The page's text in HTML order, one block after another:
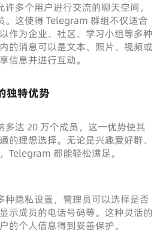
许多个用户进行交流的聊天空间，
。这使得 Telegram 群组不仅适合
作为企业、社区、学习小组等多种
的消息可以是文本、照片、视频或
信息并进行互动。
独特优势
达 20 万个成员，这一优势使其
的理想选择。无论是兴趣爱好群、
Telegram 都能轻松满足。
隐私设置，管理员可以选择是否
示成员的电话号码等。这种灵活的
的个人信息得到妥善保护。